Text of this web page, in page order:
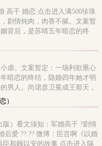
为总统那天，苏晴亲手将离婚
了这场无性婚姻。追妻火葬场
晴。性冷淡闷骚总统
高干 婚恋 点击进入满500珍珠
剧情炖肉，肉香不腻。文案暂
背后，是苏晴五年暗恋的终
己爱上的是个没心的男人。尚
成为总统那天，苏晴亲手将离
束了这场无性婚姻。男主：尚
淡闷骚总统vs复仇小黄漫画
言情肉，架空，剧情流，考究
虐。文案暂定：一场利欲熏心
暗恋的终结，隐婚四年她才明
男人。尚珺彦卫冕成王那天，
到他面前。满300珍珠加更一
）
版）看文须知：军婚高干 ?剧情
后爱 ?? ?? 微博：臣言啊《以婚
臣和顾以安的故事 点击进入隔